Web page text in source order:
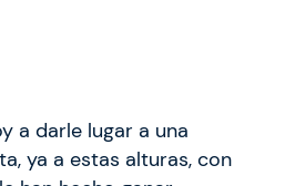
a darle lugar a una
ya a estas alturas, con